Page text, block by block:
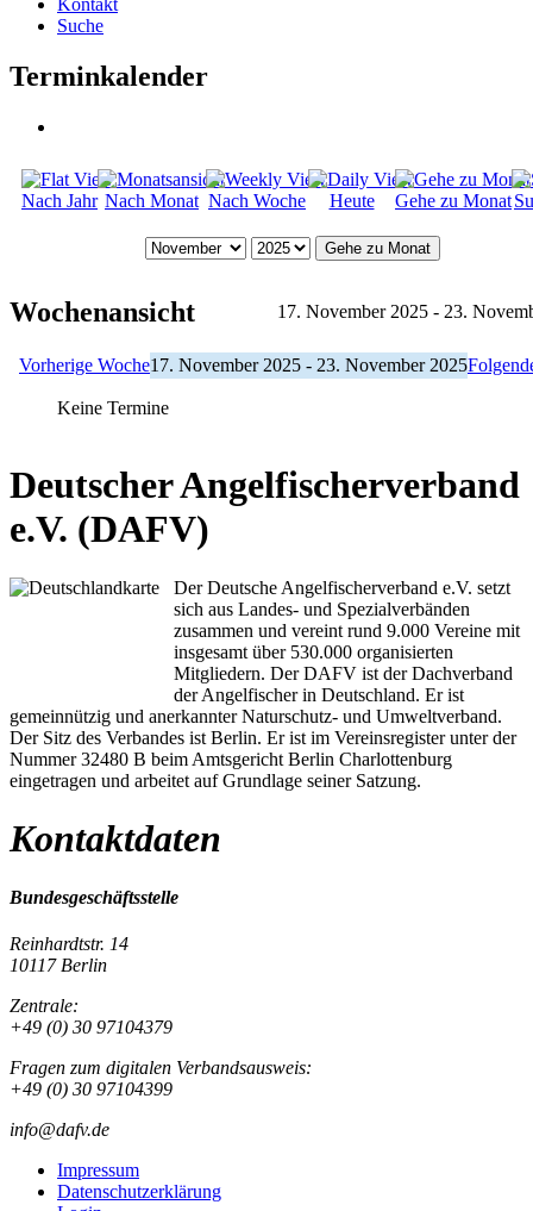
Kontakt
Suche
Terminkalender
Nach Jahr Nach Monat Nach Woche Heute Gehe zu Monat
Gehe zu Monat
Wochenansicht 17. November 2025 - 23.
Vorherige Woche17. November 2025 - 23. November 2025
Keine Termine
Deutscher Angelfischerverband
e.V. (DAFV)
Der Deutsche Angelfischerverband e.V. setzt
sich aus Landes- und Spezialverbänden
zusammen und vereint rund 9.000 Vereine mit
insgesamt über 530.000 organisierten
Mitgliedern. Der DAFV ist der Dachverband
der Angelfischer in Deutschland. Er ist
gemeinnützig und anerkannter Naturschutz- und Umweltverband.
Der Sitz des Verbandes ist Berlin. Er ist im Vereinsregister unter der
Nummer 32480 B beim Amtsgericht Berlin Charlottenburg
eingetragen und arbeitet auf Grundlage seiner Satzung.
Kontaktdaten
Bundesgeschäftsstelle
Reinhardtstr. 14
10117 Berlin
Zentrale:
+49 (0) 30 97104379
Fragen zum digitalen Verbandsausweis:
+49 (0) 30 97104399
info@dafv.de
Impressum
Datenschutzerklärung